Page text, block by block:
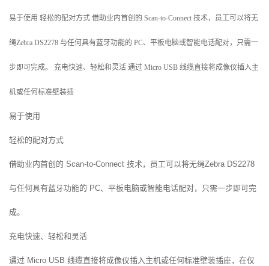
易于使用 轻松的配对方式 借助业内首创的 Scan-to-Connect 技术，员工可以将无
绳Zebra DS2278 与任何具有蓝牙功能的 PC、平板电脑或智能电话配对，只需一
步即可完成。 充电快速、轻松和灵活 通过 Micro USB 线缆直接将成像仪插入主
机或任何标准壁装插
易于使用
轻松的配对方式
借助业内首创的 Scan-to-Connect 技术，员工可以将无绳Zebra DS2278
与任何具有蓝牙功能的 PC、平板电脑或智能电话配对，只需一步即可完
成。
充电快速、轻松和灵活
通过 Micro USB 线缆直接将成像仪插入主机或任何标准壁装插座，在仅